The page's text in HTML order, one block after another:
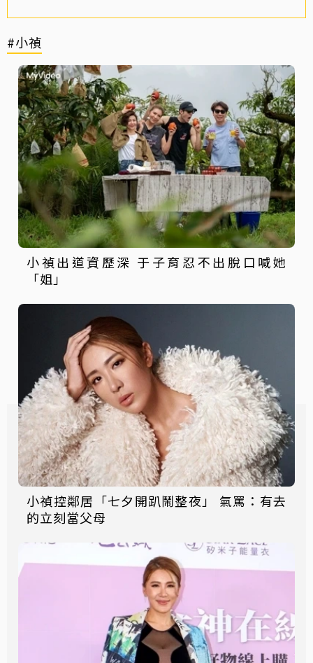
#小禎
小禎出道資歷深 于子育忍不出脫口喊她
「姐」
小禎控鄰居「七夕開趴鬧整夜」 氣罵：有去
的立刻當父母